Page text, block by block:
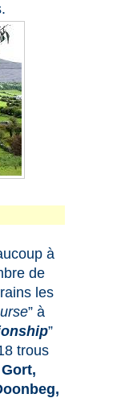
à
de
les
” à
”
trous
Gort,